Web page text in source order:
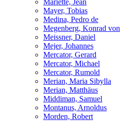
Mariette, Jean
Mayer, Tobias
Medina, Pedro de
Megenberg, Konrad von
Meissner, Daniel
Mejer, Johannes
Mercator, Gerard
Mercator, Michael
Mercator, Rumold
Merian, Maria Sibylla
Merian, Matthäus
Middiman, Samuel
Montanus, Arnoldus
Morden, Robert